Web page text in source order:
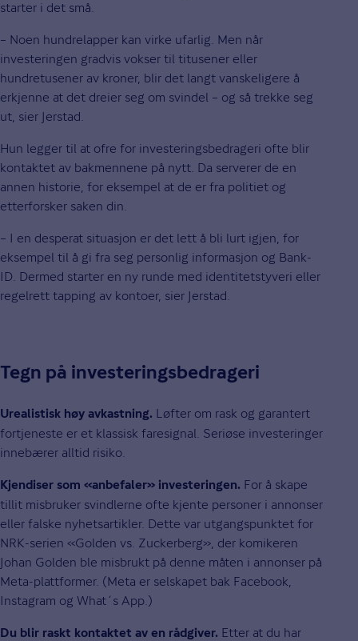
starter i det små.
– Noen hundrelapper kan virke ufarlig. Men når
investeringen gradvis vokser til titusener eller
hundretusener av kroner, blir det langt vanskeligere å
erkjenne at det dreier seg om svindel – og så trekke seg
ut, sier Jerstad.
Hun legger til at ofre for investeringsbedrageri ofte blir
kontaktet av bakmennene på nytt. Da serverer de en
annen historie, for eksempel at de er fra politiet og
etterforsker saken din.
– I en desperat situasjon er det lett å bli lurt igjen, for
eksempel til å gi fra seg personlig informasjon og Bank-
ID. Dermed starter en ny runde med identitetstyveri eller
regelrett tapping av kontoer, sier Jerstad.
Tegn på investeringsbedrageri
Urealistisk høy avkastning. Løfter om rask og garantert
fortjeneste er et klassisk faresignal. Seriøse investeringer
innebærer alltid risiko.
Kjendiser som «anbefaler» investeringen. For å skape
tillit misbruker svindlerne ofte kjente personer i annonser
eller falske nyhetsartikler. Dette var utgangspunktet for
NRK-serien «Golden vs. Zuckerberg», der komikeren
Johan Golden ble misbrukt på denne måten i annonser på
Meta-plattformer. (Meta er selskapet bak Facebook,
Instagram og What´s App.)
Du blir raskt kontaktet av en rådgiver. Etter at du har